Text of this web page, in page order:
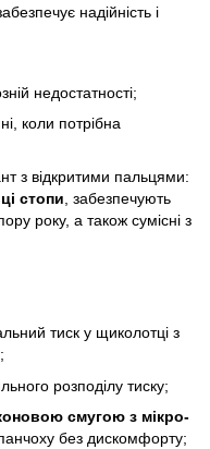
надійність і
недостатності;
коли потрібна
з відкритими пальцями:
стопи , забезпечують
року, а також сумісні з
тиск у щиколотці з
розподілу тиску;
смугою з мікро-
без дискомфорту;